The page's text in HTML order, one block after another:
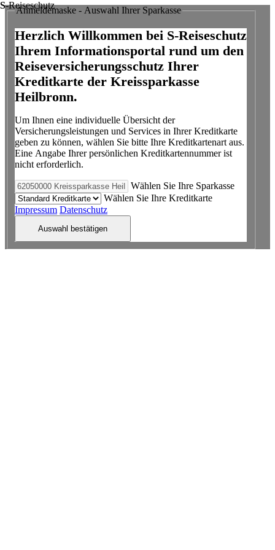
S-Reiseschutz
Anmeldemaske - Auswahl Ihrer Sparkasse
Herzlich Willkommen bei S-Reiseschutz
Ihrem Informationsportal rund um den
Reiseversicherungsschutz Ihrer
Kreditkarte der Kreissparkasse
Heilbronn.
Um Ihnen eine individuelle Übersicht der
Versicherungsleistungen und Services in Ihrer Kreditkarte
geben zu können, wählen Sie bitte Ihre Kreditkartenart aus.
Eine Angabe Ihrer persönlichen Kreditkartennummer ist
nicht erforderlich.
Wählen Sie Ihre Sparkasse
Wählen Sie Ihre Kreditkarte
Impressum Datenschutz
Auswahl bestätigen